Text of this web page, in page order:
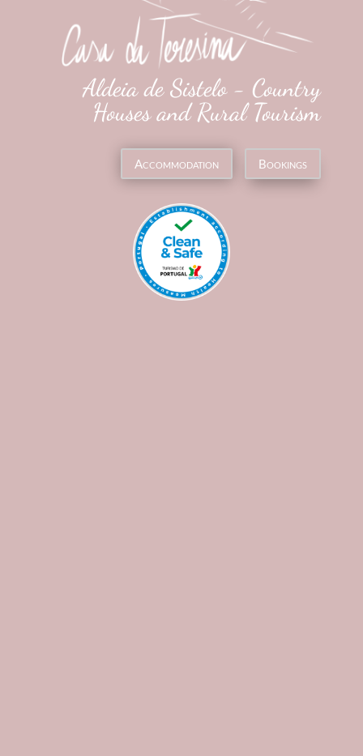
Aldeia de Sistelo - Country
Houses and Rural Tourism
Accommodation Bookings